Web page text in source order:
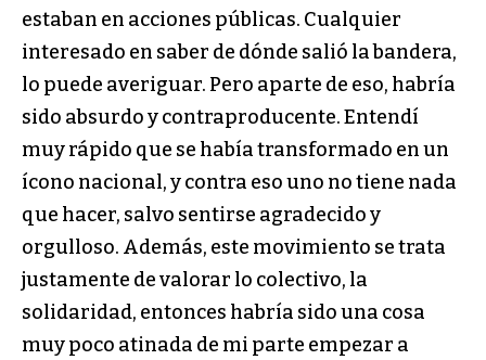
estaban en acciones públicas. Cualquier
interesado en saber de dónde salió la bandera,
lo puede averiguar. Pero aparte de eso, habría
sido absurdo y contraproducente. Entendí
muy rápido que se había transformado en un
ícono nacional, y contra eso uno no tiene nada
que hacer, salvo sentirse agradecido y
orgulloso. Además, este movimiento se trata
justamente de valorar lo colectivo, la
solidaridad, entonces habría sido una cosa
muy poco atinada de mi parte empezar a